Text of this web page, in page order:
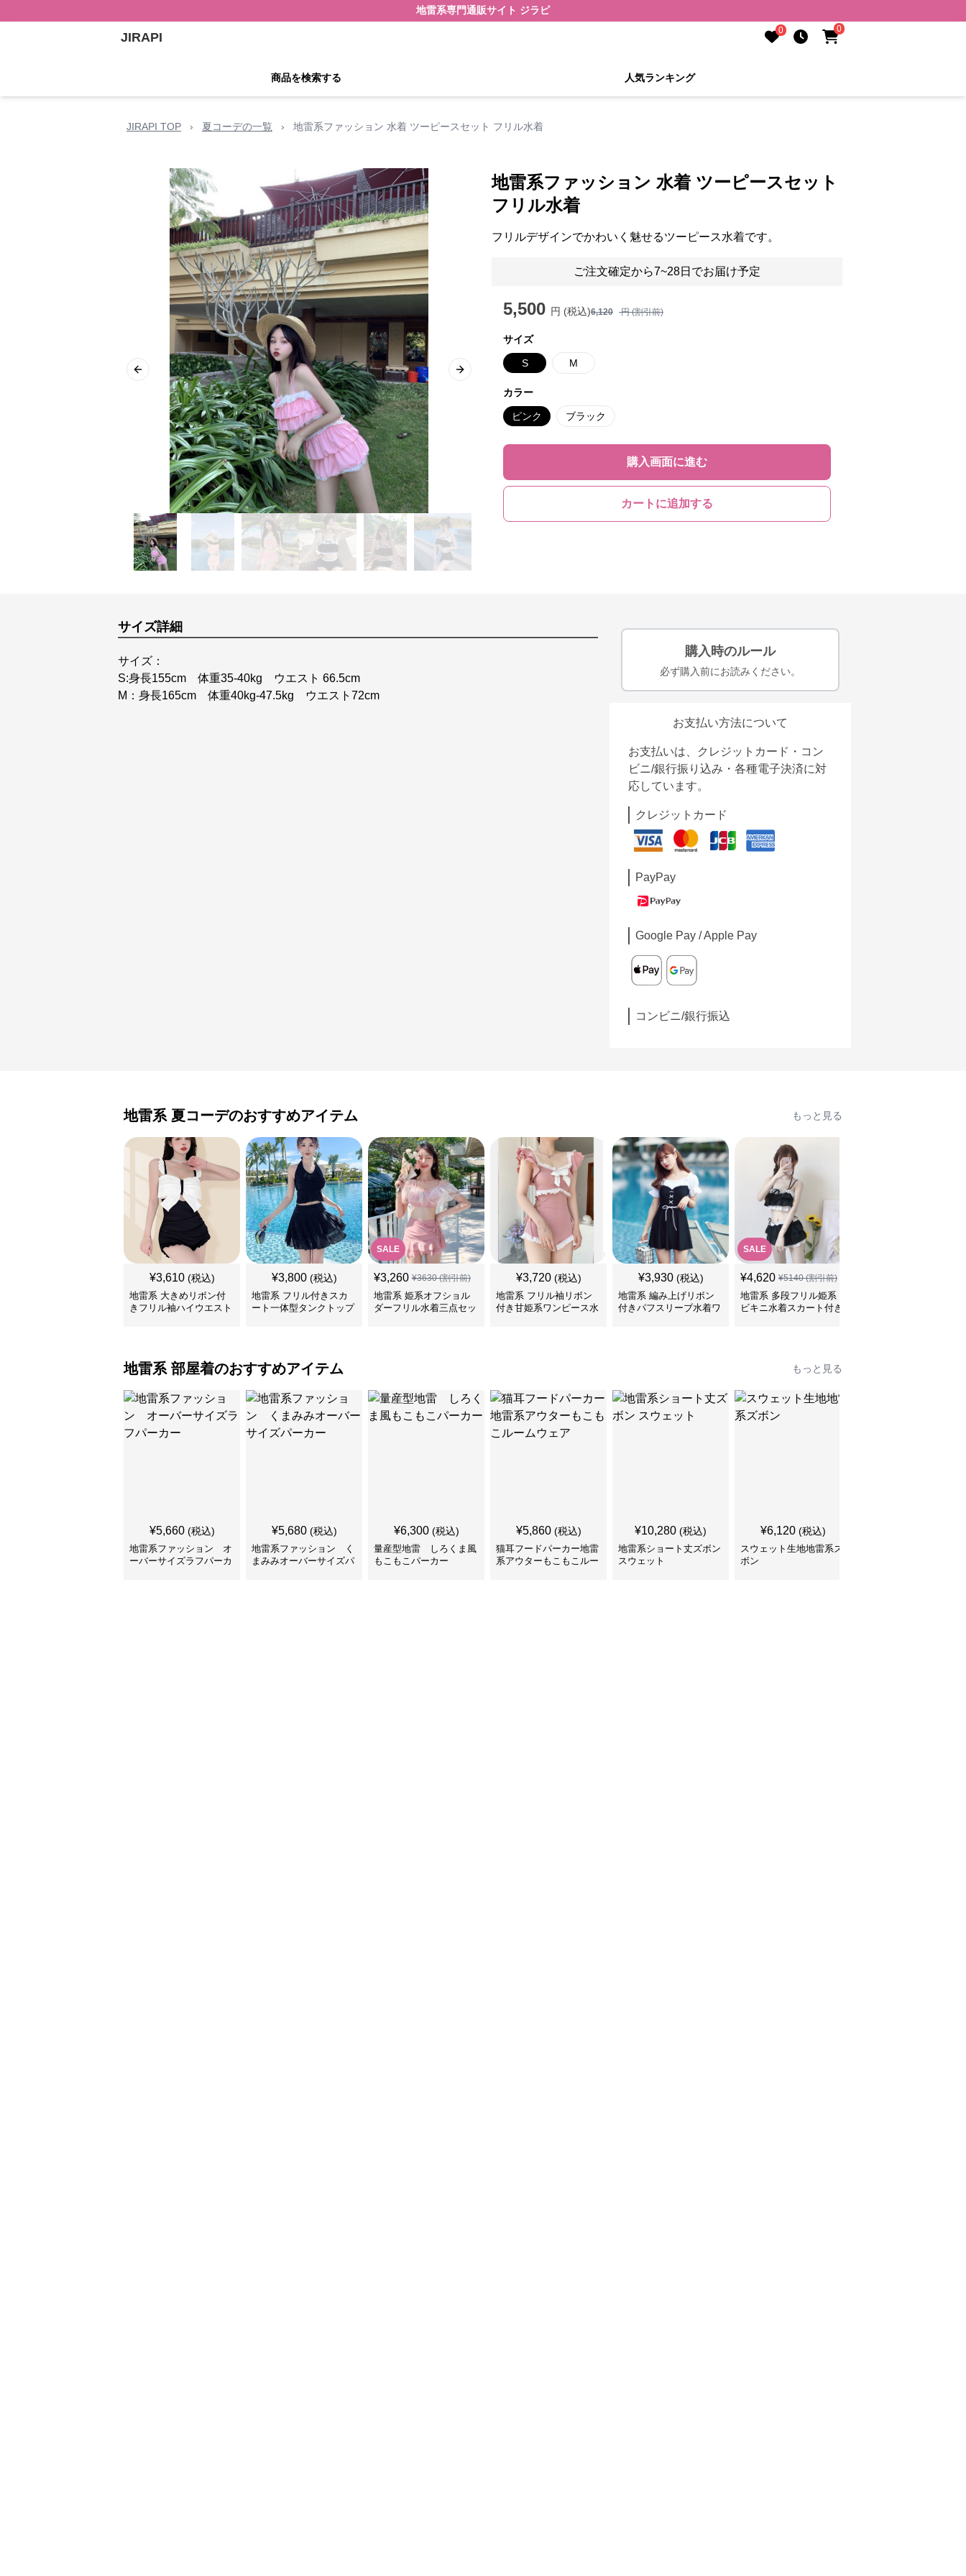
地雷系専門通販サイト ジラピ
JIRAPI 0 0
商品を検索する 人気ランキング
JIRAPI TOP › 夏コーデの一覧 › 地雷系ファッション 水着 ツーピースセット フリル水着
Previous slide Next slide
地雷系ファッション 水着 ツーピースセット
フリル水着
フリルデザインでかわいく魅せるツーピース水着です。
ご注文確定から7~28日でお届け予定
5,500 円 (税込)6,120 円 (割引前)
サイズ
S M
カラー
ピンク ブラック
購入画面に進む
カートに追加する
サイズ詳細
サイズ：
S:身長155cm 体重35-40kg ウエスト 66.5cm
M：身長165cm 体重40kg-47.5kg ウエスト72cm
購入時のルール
必ず購入前にお読みください。
お支払い方法について
お支払いは、クレジットカード・コン
ビニ/銀行振り込み・各種電子決済に対
応しています。
クレジットカード
PayPay
Google Pay / Apple Pay
コンビニ/銀行振込
地雷系 夏コーデのおすすめアイテム もっと見る
¥3,610 (税込)
地雷系 大きめリボン付
きフリル袖ハイウエスト
¥3,800 (税込)
地雷系 フリル付きスカ
ート一体型タンクトップ
SALE
¥3,260 ¥3630(割引前)
地雷系 姫系オフショル
ダーフリル水着三点セッ
¥3,720 (税込)
地雷系 フリル袖リボン
付き甘姫系ワンピース水
¥3,930 (税込)
地雷系 編み上げリボン
付きパフスリーブ水着ワ
SALE
¥4,620 ¥5140(割引前)
地雷系 多段フリル姫系
ビキニ水着スカート付き
地雷系 部屋着のおすすめアイテム もっと見る
¥5,660 (税込)
地雷系ファッション オ
ーバーサイズラフパーカ
¥5,680 (税込)
地雷系ファッション く
まみみオーバーサイズパ
¥6,300 (税込)
量産型地雷 しろくま風
もこもこパーカー
¥5,860 (税込)
猫耳フードパーカー地雷
系アウターもこもこルー
¥10,280 (税込)
地雷系ショート丈ズボン
スウェット
¥6,120 (税込)
スウェット生地地雷系ズ
ボン